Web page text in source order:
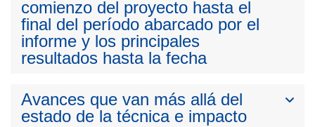
comienzo del proyecto hasta el
final del período abarcado por el
informe y los principales
resultados hasta la fecha
Avances que van más allá del
estado de la técnica e impacto